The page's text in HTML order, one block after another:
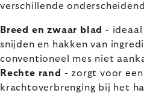
verschillende
Breed en zwaar blad - ideaal
snijden en hakken van
conventioneel mes niet
Rechte rand - zorgt voor
krachtoverbrenging bij het